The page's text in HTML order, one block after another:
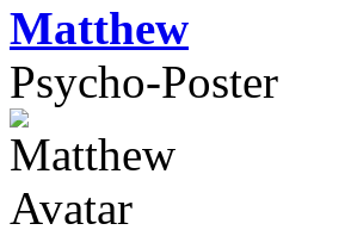
Matthew
Psycho-Poster